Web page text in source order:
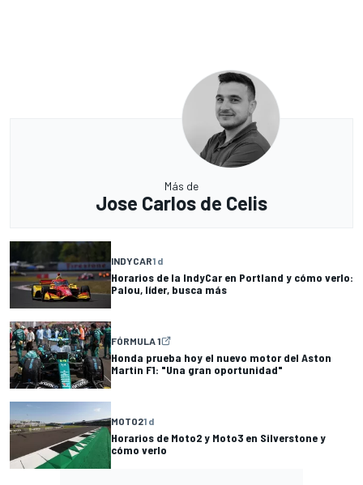
Más de
Jose Carlos de Celis
INDYCAR1 d
Horarios de la IndyCar en Portland y cómo verlo:
Palou, líder, busca más
FÓRMULA 1
Honda prueba hoy el nuevo motor del Aston
Martin F1: "Una gran oportunidad"
MOTO21 d
Horarios de Moto2 y Moto3 en Silverstone y
cómo verlo